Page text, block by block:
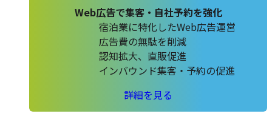
Web広告で集客・自社予約を強化
宿泊業に特化したWeb広告運営
広告費の無駄を削減
認知拡大、直販促進
インバウンド集客・予約の促進
abi-
Booster
詳細を見る